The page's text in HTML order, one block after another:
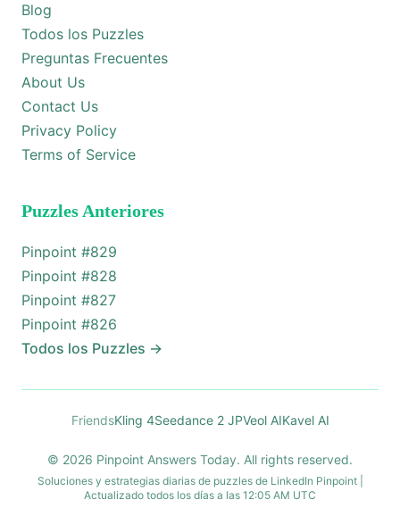
Blog
Todos los Puzzles
Preguntas Frecuentes
About Us
Contact Us
Privacy Policy
Terms of Service
Puzzles Anteriores
Pinpoint #829
Pinpoint #828
Pinpoint #827
Pinpoint #826
Todos los Puzzles →
FriendsKling 4Seedance 2 JPVeol AIKavel AI
© 2026 Pinpoint Answers Today. All rights reserved.
Soluciones y estrategias diarias de puzzles de LinkedIn Pinpoint |
Actualizado todos los días a las 12:05 AM UTC